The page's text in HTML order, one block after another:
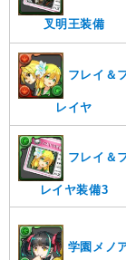
叉明王装備
フレイ＆
レイヤ
フレイ＆
レイヤ装備3
学園メノ